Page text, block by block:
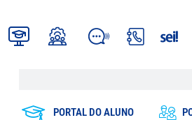
PORTAL DO ALUNO